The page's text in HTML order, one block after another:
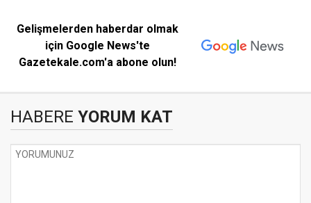
Gelişmelerden haberdar olmak
için Google News'te
Gazetekale.com'a abone olun!
HABERE YORUM KAT